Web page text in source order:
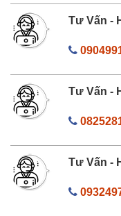
Tư Vấn -
Tư Vấn -
Tư Vấn -